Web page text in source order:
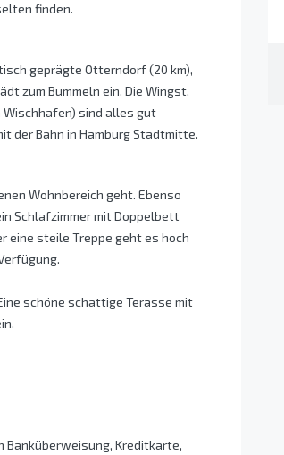
finden.
geprägte Otterndorf (20 km),
zum Bummeln ein. Die Wingst,
Wischhafen) sind alles gut
der Bahn in Hamburg Stadtmitte.
Wohnbereich geht. Ebenso
Schlafzimmer mit Doppelbett
eine steile Treppe geht es hoch
schöne schattige Terasse mit
Banküberweisung, Kreditkarte,